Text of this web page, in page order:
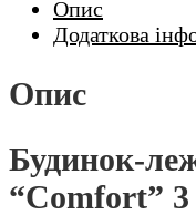
котів
39х38х35
кількість
Опис
Додаткова
Опис
Будинок-
“Comfort” 3